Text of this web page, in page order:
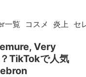
一覧 コスメ 炎上 セ
Very
TikTokで人気